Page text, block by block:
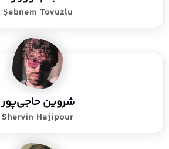
Şebnem Tovuzlu
شروین حاجی‌پور
Shervin Hajipour